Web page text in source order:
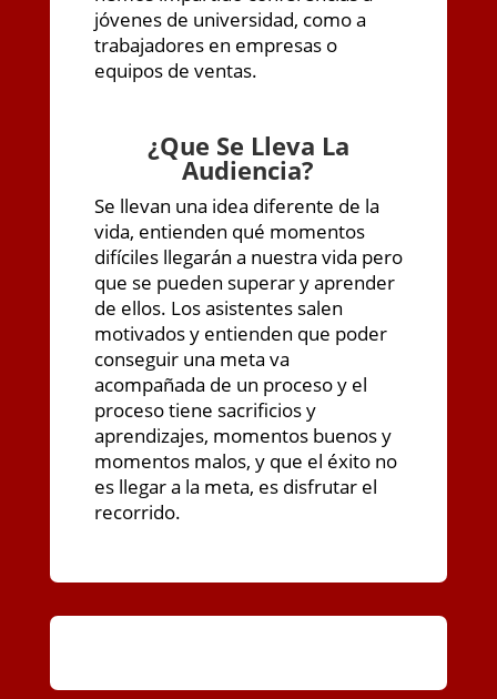
jóvenes de universidad, como a
trabajadores en empresas o
equipos de ventas.
¿Que Se Lleva La
Audiencia?
Se llevan una idea diferente de la
vida, entienden qué momentos
difíciles llegarán a nuestra vida pero
que se pueden superar y aprender
de ellos. Los asistentes salen
motivados y entienden que poder
conseguir una meta va
acompañada de un proceso y el
proceso tiene sacrificios y
aprendizajes, momentos buenos y
momentos malos, y que el éxito no
es llegar a la meta, es disfrutar el
recorrido.